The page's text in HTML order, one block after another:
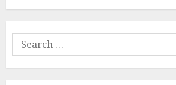
Search
for: